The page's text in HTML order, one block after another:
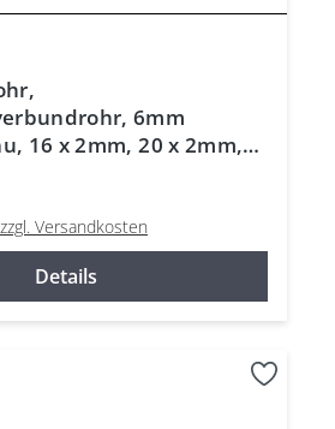
6mm
16 x 2mm, 20 x 2mm,
Versandkosten
Details